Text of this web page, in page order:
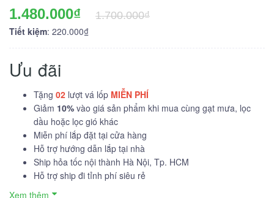
1.480.000₫
1.700.000₫
Tiết kiệm: 220.000₫
Ưu đãi
Tặng 02 lượt vá lốp MIỄN PHÍ
Giảm 10% vào giá sản phẩm khi mua cùng gạt mưa, lọc
dầu hoặc lọc gió khác
Miễn phí lắp đặt tại cửa hàng
Hỗ trợ hướng dẫn lắp tại nhà
Ship hỏa tốc nội thành Hà Nội, Tp. HCM
Hỗ trợ ship đi tỉnh phí siêu rẻ
Xem thêm